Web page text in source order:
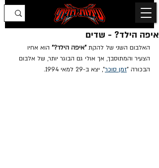
איפה הילד? - שדים
האלבום השני של להקת "איפה הילד?" הוא אחיו
הצעיר והמתוסבך, אך אולי גם הבוגר יותר, של אלבום
הבכורה "זמן סוכר", יצא ב-29 למאי 1994.